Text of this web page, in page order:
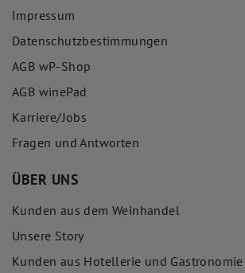
Impressum
Datenschutzbestimmungen
AGB wP-Shop
AGB winePad
Karriere/Jobs
Fragen und Antworten
ÜBER UNS
Kunden aus dem Weinhandel
Unsere Story
Kunden aus Hotellerie und Gastronomie